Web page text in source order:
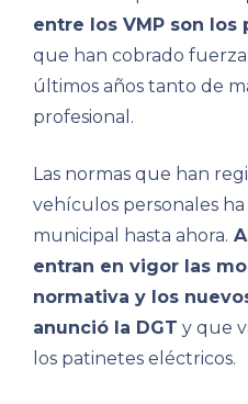
entre los VMP son
que han cobrado
últimos años tanto de
profesional.
Las normas que han
vehículos personales
municipal hasta ahora.
entran en vigor las
normativa y los
anunció la DGT y que
los patinetes eléctricos.